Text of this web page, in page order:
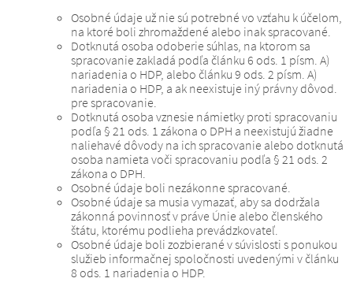
Osobné údaje už nie sú potrebné vo vzťahu k účelom,
na ktoré boli zhromaždené alebo inak spracované.
Dotknutá osoba odoberie súhlas, na ktorom sa
spracovanie zakladá podľa článku 6 ods. 1 písm. A)
nariadenia o HDP, alebo článku 9 ods. 2 písm. A)
nariadenia o HDP, a ak neexistuje iný právny dôvod.
pre spracovanie.
Dotknutá osoba vznesie námietky proti spracovaniu
podľa § 21 ods. 1 zákona o DPH a neexistujú žiadne
naliehavé dôvody na ich spracovanie alebo dotknutá
osoba namieta voči spracovaniu podľa § 21 ods. 2
zákona o DPH.
Osobné údaje boli nezákonne spracované.
Osobné údaje sa musia vymazať, aby sa dodržala
zákonná povinnosť v práve Únie alebo členského
štátu, ktorému podlieha prevádzkovateľ.
Osobné údaje boli zozbierané v súvislosti s ponukou
služieb informačnej spoločnosti uvedenými v článku
8 ods. 1 nariadenia o HDP.